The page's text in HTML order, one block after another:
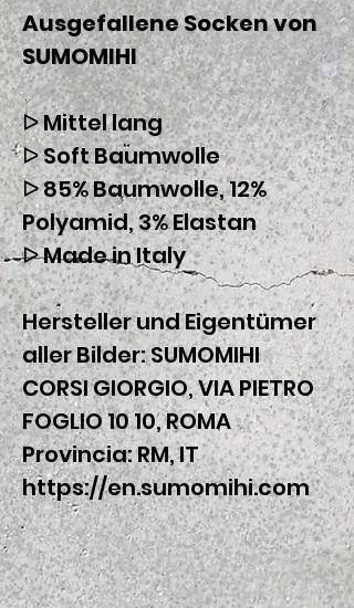
Ausgefallene Socken von
SUMOMIHI
ᐅ Mittel lang
ᐅ Soft Baumwolle
ᐅ 85% Baumwolle, 12%
Polyamid, 3% Elastan
ᐅ Made in Italy
Hersteller und Eigentümer
aller Bilder: SUMOMIHI
CORSI GIORGIO, VIA PIETRO
FOGLIO 10 10, ROMA
Provincia: RM, IT
https://en.sumomihi.com